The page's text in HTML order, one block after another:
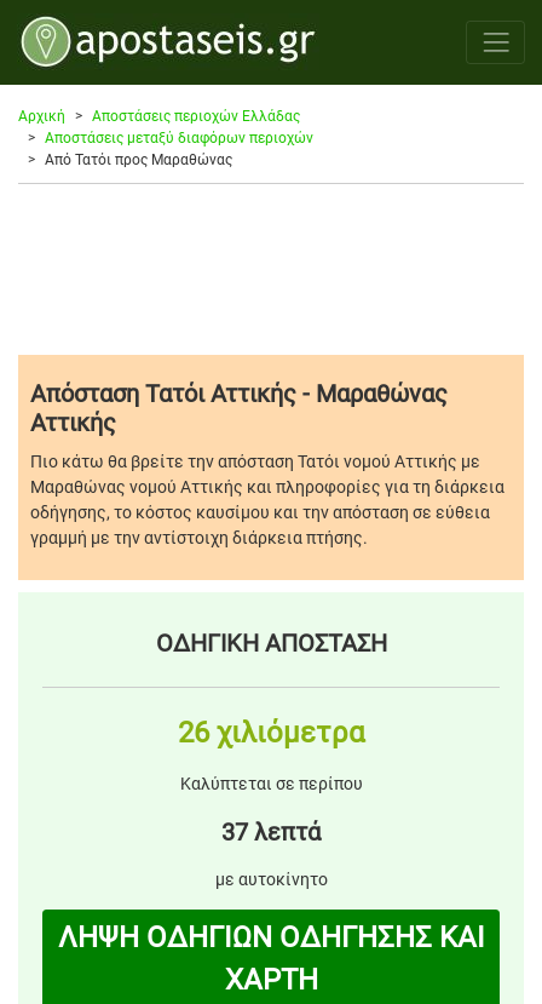
Αρχική
Αποστάσεις περιοχών Ελλάδας
Αποστάσεις μεταξύ διαφόρων περιοχών
Από Τατόι προς Μαραθώνας
Απόσταση Τατόι Αττικής - Μαραθώνας
Αττικής
Πιο κάτω θα βρείτε την απόσταση Τατόι νομού Αττικής με
Μαραθώνας νομού Αττικής και πληροφορίες για τη διάρκεια
οδήγησης, το κόστος καυσίμου και την απόσταση σε εύθεια
γραμμή με την αντίστοιχη διάρκεια πτήσης.
ΟΔΗΓΙΚΗ ΑΠΟΣΤΑΣΗ
26 χιλιόμετρα
Καλύπτεται σε περίπου
37 λεπτά
με αυτοκίνητο
ΛΗΨΗ ΟΔΗΓΙΩΝ ΟΔΗΓΗΣΗΣ ΚΑΙ
ΧΑΡΤΗ